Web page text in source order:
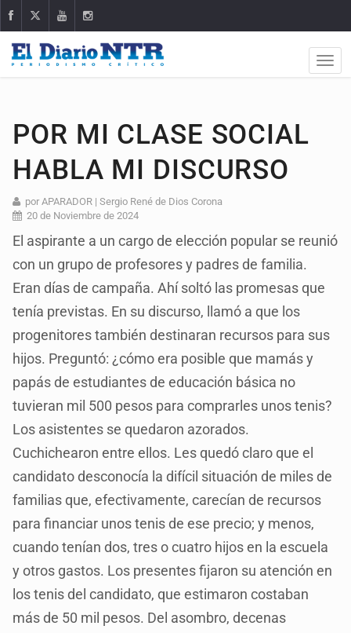
POR MI CLASE SOCIAL
HABLA MI DISCURSO
por APARADOR | Sergio René de Dios Corona
20 de Noviembre de 2024
El aspirante a un cargo de elección popular se reunió
con un grupo de profesores y padres de familia.
Eran días de campaña. Ahí soltó las promesas que
tenía previstas. En su discurso, llamó a que los
progenitores también destinaran recursos para sus
hijos. Preguntó: ¿cómo era posible que mamás y
papás de estudiantes de educación básica no
tuvieran mil 500 pesos para comprarles unos tenis?
Los asistentes se quedaron azorados.
Cuchichearon entre ellos. Les quedó claro que el
candidato desconocía la difícil situación de miles de
familias que, efectivamente, carecían de recursos
para financiar unos tenis de ese precio; y menos,
cuando tenían dos, tres o cuatro hijos en la escuela
y otros gastos. Los presentes fijaron su atención en
los tenis del candidato, que estimaron costaban
más de 50 mil pesos. Del asombro, decenas